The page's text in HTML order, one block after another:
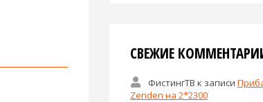
СВЕЖИЕ
ФистингТВ к записи
Zenden на 2*2300